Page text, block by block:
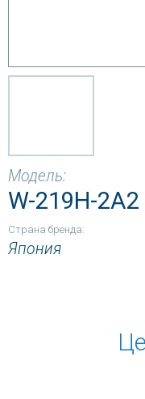
Модель:
W-219H-2A2
Страна бренда:
Япония